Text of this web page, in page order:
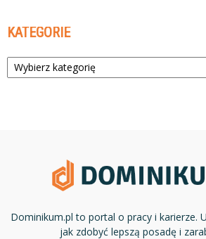
KATEGORIE
Kategorie
Dominikum.pl to portal o pracy i karierze.
jak zdobyć lepszą posadę i